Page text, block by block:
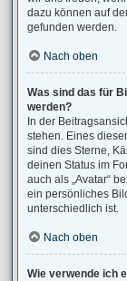
dazu können auf
gefunden werden.
Nach oben
Was sind das für
werden?
In der
stehen. Eines
sind dies Sterne,
deinen Status im
auch als „Avatar“
ein persönliches
unterschiedlich ist.
Nach oben
Wie verwende ich